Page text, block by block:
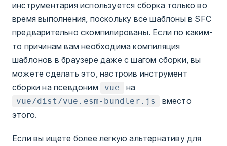
инструментария используется сборка только во
время выполнения, поскольку все шаблоны в SFC
предварительно скомпилированы. Если по каким-
то причинам вам необходима компиляция
шаблонов в браузере даже с шагом сборки, вы
можете сделать это, настроив инструмент
сборки на псевдоним
vue на
vue/dist/vue.esm-bundler.js
вместо
этого.
Если вы ищете более легкую альтернативу для